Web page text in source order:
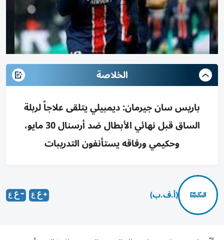
الخلاصة
باريس سان جيرمان: ديمبيلي يتلقى علاجاً لربلة
الساق قبل نهائي الأبطال ضد أرسنال 30 مايو،
وحكيمي ورفاقه يستأنفون التدريبات
(أ.ف.ب)